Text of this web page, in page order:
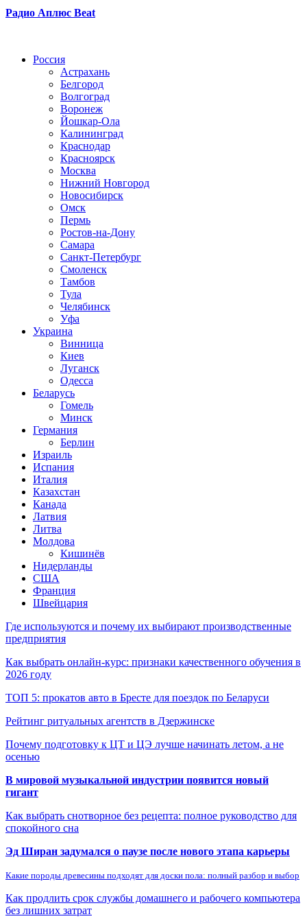
Радио Аплюс Beat
Россия
Астрахань
Белгород
Волгоград
Воронеж
Йошкар-Ола
Калининград
Краснодар
Красноярск
Москва
Нижний Новгород
Новосибирск
Омск
Пермь
Ростов-на-Дону
Самара
Санкт-Петербург
Смоленск
Тамбов
Тула
Челябинск
Уфа
Украина
Винница
Киев
Луганск
Одесса
Беларусь
Гомель
Минск
Германия
Берлин
Израиль
Испания
Италия
Казахстан
Канада
Латвия
Литва
Молдова
Кишинёв
Нидерланды
США
Франция
Швейцария
Где используются и почему их выбирают производственные
предприятия
Как выбрать онлайн-курс: признаки качественного обучения в
2026 году
ТОП 5: прокатов авто в Бресте для поездок по Беларуси
Рейтинг ритуальных агентств в Дзержинске
Почему подготовку к ЦТ и ЦЭ лучше начинать летом, а не
осенью
В мировой музыкальной индустрии появится новый
гигант
Как выбрать снотворное без рецепта: полное руководство для
спокойного сна
Эд Ширан задумался о паузе после нового этапа карьеры
Какие породы древесины подходят для доски пола: полный разбор и выбор
Как продлить срок службы домашнего и рабочего компьютера
без лишних затрат